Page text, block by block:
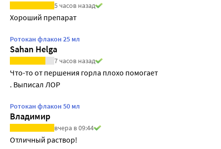
5 часов назад
Хороший препарат
Ротокан флакон 25 мл
Sahan Helga
7 часов назад
Что-то от першения горла плохо помогает
. Выписал ЛОР
Ротокан флакон 50 мл
Владимир
вчера в 09:44
Отличный раствор!